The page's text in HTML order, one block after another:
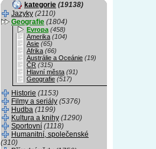
kategorie (19138)
Jazyky (2110)
Geografie (1804)
Evropa (458)
Amerika (104)
Asie (65)
Afrika (66)
Austrálie a Oceánie (19)
ČR (315)
Hlavní města (91)
Geografie (517)
Historie (1153)
Filmy a seriály (5376)
Hudba (1199)
Kultura a knihy (1290)
Sportovní (1118)
Humanitní, společenské
(310)